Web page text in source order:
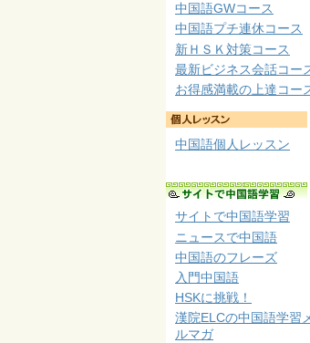
中国語GWコース
中国語プチ連休コース
新ＨＳＫ対策コース
最新ビジネス会話コー
お得感満載の上達コー
中国語個人レッスン
サイトで中国語学習
ニュースで中国語
中国語のフレーズ
入門中国語
HSKに挑戦！
漢院ELCの中国語学習
ルマガ